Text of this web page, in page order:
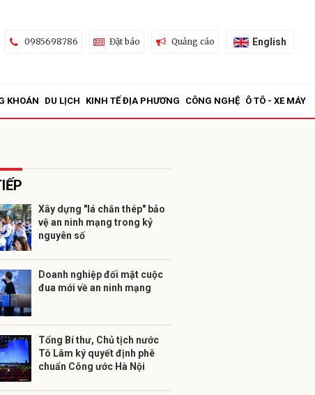
0985698786 Đặt báo Quảng cáo English
KHOÁN DU LỊCH KINH TẾ ĐỊA PHƯƠNG CÔNG NGHỆ Ô TÔ - XE MÁY
Xây dựng "lá chắn thép" bảo
vệ an ninh mạng trong kỷ
nguyên số
Doanh nghiệp đối mặt cuộc
đua mới về an ninh mạng
Tổng Bí thư, Chủ tịch nước
Tô Lâm ký quyết định phê
chuẩn Công ước Hà Nội